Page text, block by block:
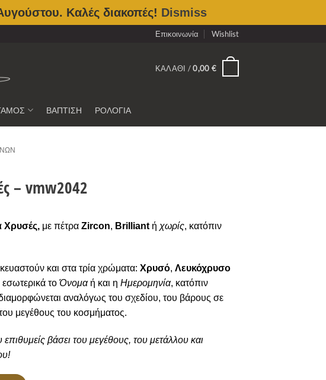
Καλές διακοπές! Dismiss
Επικοινωνία Wishlist
ΚΑΛΆΘΙ /0,00 €
ΒΑΠΤΙΣΗ ΡΟΛΟΓΙΑ
– vmw2042
Χρυσές, με πέτρα Zircon, Brilliant ή χωρίς, κατόπιν
και στα τρία χρώματα: Χρυσό, Λευκόχρυσο
εσωτερικά το Όνομαή και η Ημερομηνία, κατόπιν
αναλόγως του σχεδίου, του βάρους σε
μεγέθους του κοσμήματος.
επιθυμείς βάσει του μεγέθους, του μετάλλου και